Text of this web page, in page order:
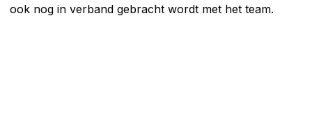
ook nog in verband gebracht wordt met het team.